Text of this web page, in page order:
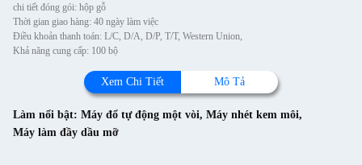
chi tiết đóng gói: hộp gỗ
Thời gian giao hàng: 40 ngày làm việc
Điều khoản thanh toán: L/C, D/A, D/P, T/T, Western Union,
Khả năng cung cấp: 100 bộ
Xem Chi Tiết Mô Tả
Làm nổi bật: Máy đổ tự động một vòi, Máy nhét kem môi,
Máy làm đầy dầu mỡ